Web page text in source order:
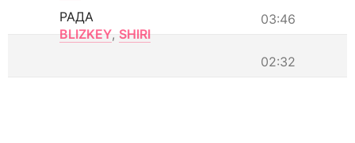
03:46
РАДА
BLIZKEY, SHIRI
02:32